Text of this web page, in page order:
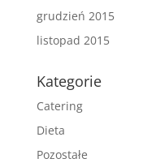
grudzień 2015
listopad 2015
Kategorie
Catering
Dieta
Pozostałe